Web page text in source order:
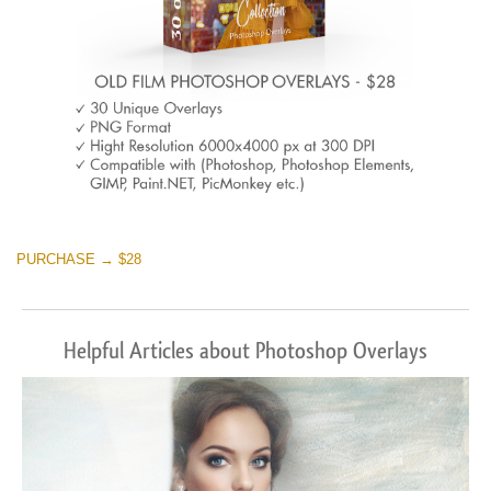
PURCHASE → $28
Helpful Articles about Photoshop Overlays